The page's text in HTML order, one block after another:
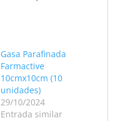
Gasa Parafinada
Farmactive
10cmx10cm (10
unidades)
29/10/2024
Entrada similar